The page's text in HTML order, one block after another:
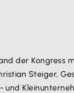
der Kongress
Steiger,